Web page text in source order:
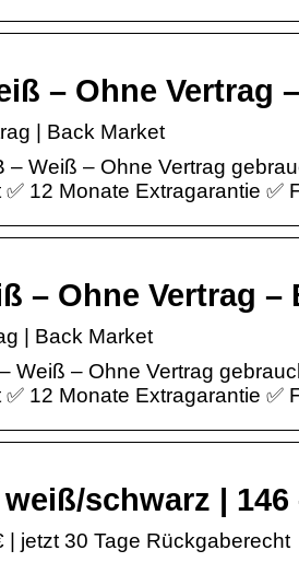
– Ohne Vertrag
| Back Market
Weiß – Ohne Vertrag
12 Monate Extragarantie ✅
– Ohne Vertrag –
| Back Market
Weiß – Ohne Vertrag
12 Monate Extragarantie ✅
schwarz |
| jetzt 30 Tage Rückgaberecht